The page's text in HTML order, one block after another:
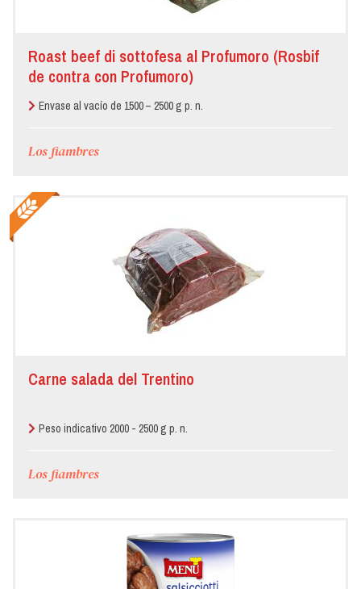
Roast beef di sottofesa al Profumoro (Rosbif
de contra con Profumoro)
Envase al vacío de 1500 – 2500 g p. n.
Los fiambres
Carne salada del Trentino
Peso indicativo 2000 - 2500 g p. n.
Los fiambres